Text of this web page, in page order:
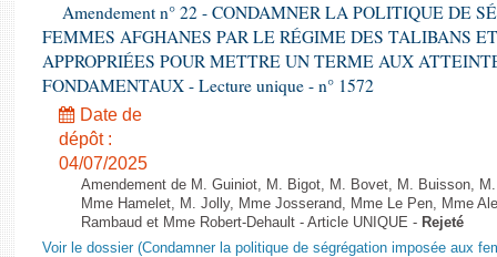
Amendement n° 22 - CONDAMNER LA POLITIQUE DE
FEMMES AFGHANES PAR LE RÉGIME DES TALIBANS
APPROPRIÉES POUR METTRE UN TERME AUX
FONDAMENTAUX - Lecture unique - n° 1572
Date de
dépôt :
04/07/2025
Amendement de M. Guiniot, M. Bigot, M. Bovet, M. Buisson,
Mme Hamelet, M. Jolly, Mme Josserand, Mme Le Pen, Mme
Rambaud et Mme Robert-Dehault - Article UNIQUE - Rejeté
Voir le dossier (Condamner la politique de ségrégation imposée aux